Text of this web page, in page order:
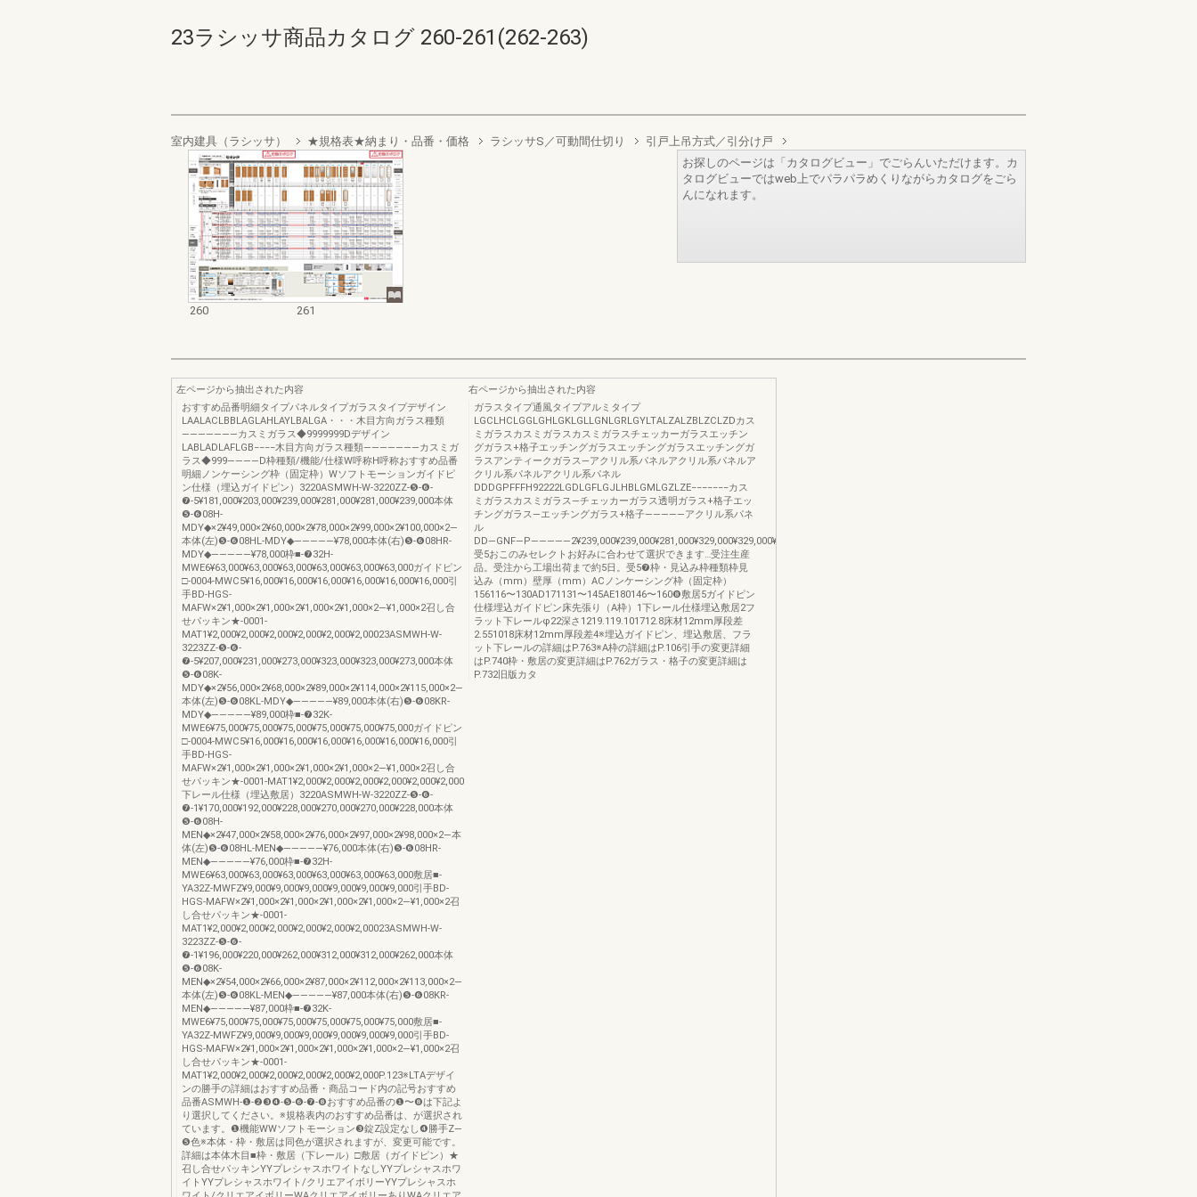
23ラシッサ商品カタログ 260-261(262-263)
室内建具（ラシッサ） ★規格表★納まり・品番・価格 ラシッサS／可動間仕切り 引戸上吊方式／引分け戸
260 261
お探しのページは「カタログビュー」でごらんいただけます。カ
タログビューではweb上でパラパラめくりながらカタログをごら
んになれます。
左ページから抽出された内容
おすすめ品番明細タイプパネルタイプガラスタイプデザイン
LAALACLBBLAGLAHLAYLBALGA・・・木目方向ガラス種類
―――――――カスミガラス◆9999999Dデザイン
LABLADLAFLGB−−−−木目方向ガラス種類―――――――カスミガ
ラス◆999――――D枠種類/機能/仕様W呼称H呼称おすすめ品番
明細ノンケーシング枠（固定枠）Wソフトモーションガイドピ
ン仕様（埋込ガイドピン）3220ASMWH-W-3220ZZ-❺-❻-
❼-5¥181,000¥203,000¥239,000¥281,000¥281,000¥239,000本体
❺-❻08H-
MDY◆×2¥49,000×2¥60,000×2¥78,000×2¥99,000×2¥100,000×2―
本体(左)❺-❻08HL-MDY◆―――――¥78,000本体(右)❺-❻08HR-
MDY◆―――――¥78,000枠■-❼32H-
MWE6¥63,000¥63,000¥63,000¥63,000¥63,000¥63,000ガイドピン
□-0004-MWC5¥16,000¥16,000¥16,000¥16,000¥16,000¥16,000引
手BD-HGS-
MAFW×2¥1,000×2¥1,000×2¥1,000×2¥1,000×2―¥1,000×2召し合
せパッキン★-0001-
MAT1¥2,000¥2,000¥2,000¥2,000¥2,000¥2,00023ASMWH-W-
3223ZZ-❺-❻-
❼-5¥207,000¥231,000¥273,000¥323,000¥323,000¥273,000本体
❺-❻08K-
MDY◆×2¥56,000×2¥68,000×2¥89,000×2¥114,000×2¥115,000×2―
本体(左)❺-❻08KL-MDY◆―――――¥89,000本体(右)❺-❻08KR-
MDY◆―――――¥89,000枠■-❼32K-
MWE6¥75,000¥75,000¥75,000¥75,000¥75,000¥75,000ガイドピン
□-0004-MWC5¥16,000¥16,000¥16,000¥16,000¥16,000¥16,000引
手BD-HGS-
MAFW×2¥1,000×2¥1,000×2¥1,000×2¥1,000×2―¥1,000×2召し合
せパッキン★-0001-MAT1¥2,000¥2,000¥2,000¥2,000¥2,000¥2,000
下レール仕様（埋込敷居）3220ASMWH-W-3220ZZ-❺-❻-
❼-1¥170,000¥192,000¥228,000¥270,000¥270,000¥228,000本体
❺-❻08H-
MEN◆×2¥47,000×2¥58,000×2¥76,000×2¥97,000×2¥98,000×2―本
体(左)❺-❻08HL-MEN◆―――――¥76,000本体(右)❺-❻08HR-
MEN◆―――――¥76,000枠■-❼32H-
MWE6¥63,000¥63,000¥63,000¥63,000¥63,000¥63,000敷居■-
YA32Z-MWFZ¥9,000¥9,000¥9,000¥9,000¥9,000¥9,000引手BD-
HGS-MAFW×2¥1,000×2¥1,000×2¥1,000×2¥1,000×2―¥1,000×2召
し合せパッキン★-0001-
MAT1¥2,000¥2,000¥2,000¥2,000¥2,000¥2,00023ASMWH-W-
3223ZZ-❺-❻-
❼-1¥196,000¥220,000¥262,000¥312,000¥312,000¥262,000本体
❺-❻08K-
MEN◆×2¥54,000×2¥66,000×2¥87,000×2¥112,000×2¥113,000×2―
本体(左)❺-❻08KL-MEN◆―――――¥87,000本体(右)❺-❻08KR-
MEN◆―――――¥87,000枠■-❼32K-
MWE6¥75,000¥75,000¥75,000¥75,000¥75,000¥75,000敷居■-
YA32Z-MWFZ¥9,000¥9,000¥9,000¥9,000¥9,000¥9,000引手BD-
HGS-MAFW×2¥1,000×2¥1,000×2¥1,000×2¥1,000×2―¥1,000×2召
し合せパッキン★-0001-
MAT1¥2,000¥2,000¥2,000¥2,000¥2,000¥2,000P.123※LTAデザイ
ンの勝手の詳細はおすすめ品番・商品コード内の記号おすすめ
品番ASMWH-❶-❷❸❹-❺-❻-❼-❽おすすめ品番の❶〜❽は下記よ
り選択してください。※規格表内のおすすめ品番は、が選択され
ています。❶機能WWソフトモーション❸錠Z設定なし❹勝手Z—
❺色※本体・枠・敷居は同色が選択されますが、変更可能です。
詳細は本体木目■枠・敷居（下レール）□敷居（ガイドピン）★
召し合せパッキンYYプレシャスホワイトなしYYプレシャスホワ
イトYYプレシャスホワイト/クリエアイボリーYYプレシャスホ
右ページから抽出された内容
ガラスタイプ通風タイプアルミタイプ
LGCLHCLGGLGHLGKLGLLGNLGRLGYLTALZALZBLZCLZDカス
ミガラスカスミガラスカスミガラスチェッカーガラスエッチン
グガラス+格子エッチングガラスエッチングガラスエッチングガ
ラスアンティークガラス―アクリル系パネルアクリル系パネルア
クリル系パネルアクリル系パネル
DDDGPFFFH92222LGDLGFLGJLHBLGMLGZLZE−−−−−−−カス
ミガラスカスミガラス―チェッカーガラス透明ガラス+格子エッ
チングガラス―エッチングガラス+格子―――――アクリル系パネ
ル
受5おこのみセレクトお好みに合わせて選択できます…受注生産
品。受注から工場出荷まで約5日。受5❼枠・見込み枠種類枠見
込み（mm）壁厚（mm）ACノンケーシング枠（固定枠）
156116〜130AD171131〜145AE180146〜160❽敷居5ガイドピン
仕様埋込ガイドピン床先張り（A枠）1下レール仕様埋込敷居2フ
ラット下レールφ22深さ1219.119.101712.8床材12mm厚段差
2.551018床材12mm厚段差4※埋込ガイドピン、埋込敷居、フラ
ット下レールの詳細はP.763※A枠の詳細はP.106引手の変更詳細
はP.740枠・敷居の変更詳細はP.762ガラス・格子の変更詳細は
P.732旧版カタ